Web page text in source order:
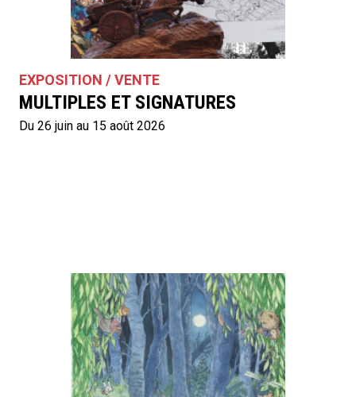
EXPOSITION / VENTE
MULTIPLES ET SIGNATURES
Du 26 juin au 15 août 2026